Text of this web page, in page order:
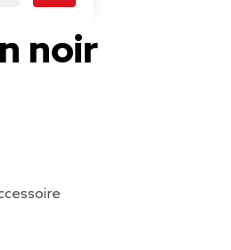
noir
€